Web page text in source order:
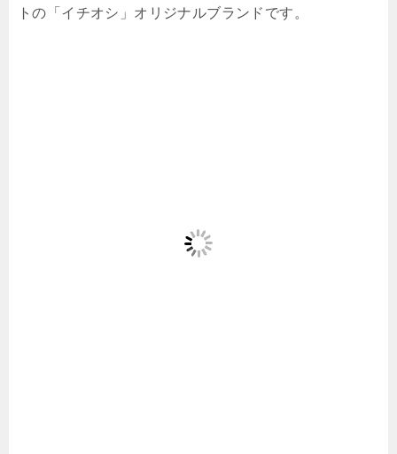
トの「イチオシ」オリジナルブランドです。